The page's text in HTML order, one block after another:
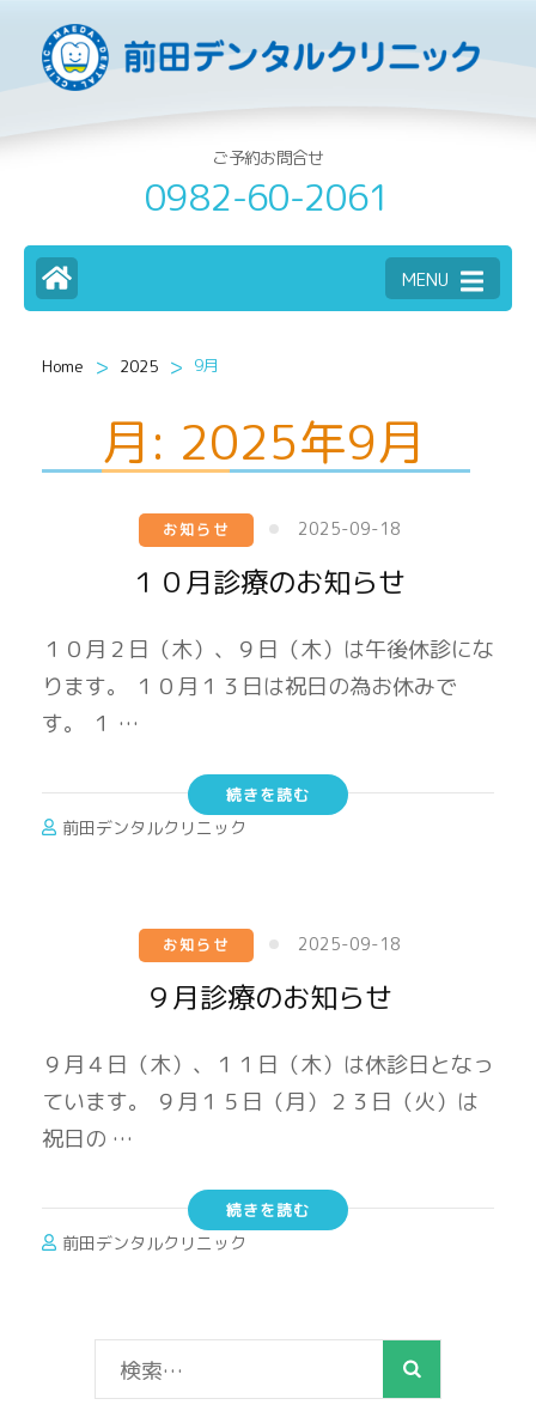
ご予約お問合せ
0982-60-2061
MENU
Home > 2025 > 9月
月: 2025年9月
お知らせ 2025-09-18
１０月診療のお知らせ
１０月２日（木）、９日（木）は午後休診にな
ります。 １０月１３日は祝日の為お休みで
す。 １ …
続きを読む
前田デンタルクリニック
お知らせ 2025-09-18
９月診療のお知らせ
９月４日（木）、１１日（木）は休診日となっ
ています。 ９月１５日（月）２３日（火）は
祝日の …
続きを読む
前田デンタルクリニック
検
索: